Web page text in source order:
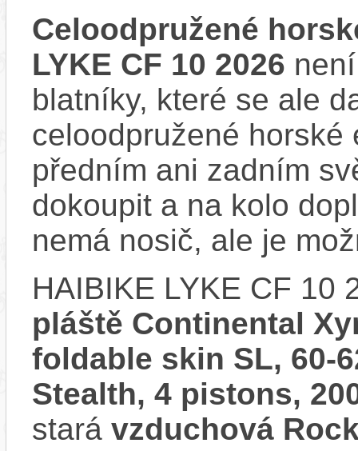
Celoodpružené
LYKE CF 10 2026
blatníky, které se ale
celoodpružené
předním ani zadním
dokoupit a na kolo
nemá nosič, ale je
HAIBIKE LYKE CF 10
pláště Continental
foldable skin SL, 60-
Stealth, 4 pistons,
stará vzduchová